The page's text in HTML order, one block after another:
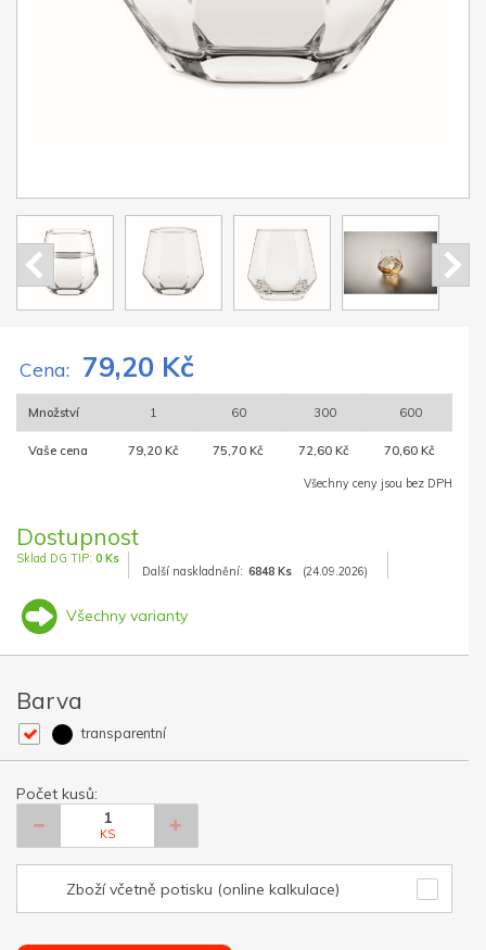
Cena: 79,20 Kč
Množství 1 60 300 600
Vaše cena 79,20 Kč 75,70 Kč 72,60 Kč 70,60 Kč
Všechny ceny jsou bez DPH
Dostupnost
Sklad DG TIP: 0 Ks
Další naskladnění: 6848 Ks (24.09.2026)
Všechny varianty
Barva
transparentní
Počet kusů:
KS
Zboží včetně potisku (online kalkulace)